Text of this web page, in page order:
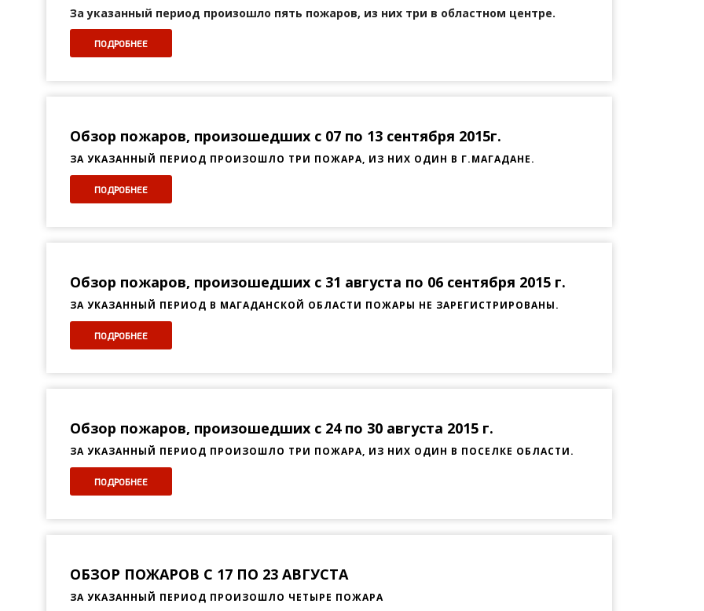
За указанный период произошло пять пожаров, из них три в областном центре.
ПОДРОБНЕЕ
Обзор пожаров, произошедших с 07 по 13 сентября 2015г.
ЗА УКАЗАННЫЙ ПЕРИОД ПРОИЗОШЛО ТРИ ПОЖАРА, ИЗ НИХ ОДИН В Г.МАГАДАНЕ.
ПОДРОБНЕЕ
Обзор пожаров, произошедших с 31 августа по 06 сентября 2015 г.
ЗА УКАЗАННЫЙ ПЕРИОД В МАГАДАНСКОЙ ОБЛАСТИ ПОЖАРЫ НЕ ЗАРЕГИСТРИРОВАНЫ.
ПОДРОБНЕЕ
Обзор пожаров, произошедших с 24 по 30 августа 2015 г.
ЗА УКАЗАННЫЙ ПЕРИОД ПРОИЗОШЛО ТРИ ПОЖАРА, ИЗ НИХ ОДИН В ПОСЕЛКЕ ОБЛАСТИ.
ПОДРОБНЕЕ
ОБЗОР ПОЖАРОВ С 17 ПО 23 АВГУСТА
ЗА УКАЗАННЫЙ ПЕРИОД ПРОИЗОШЛО ЧЕТЫРЕ ПОЖАРА